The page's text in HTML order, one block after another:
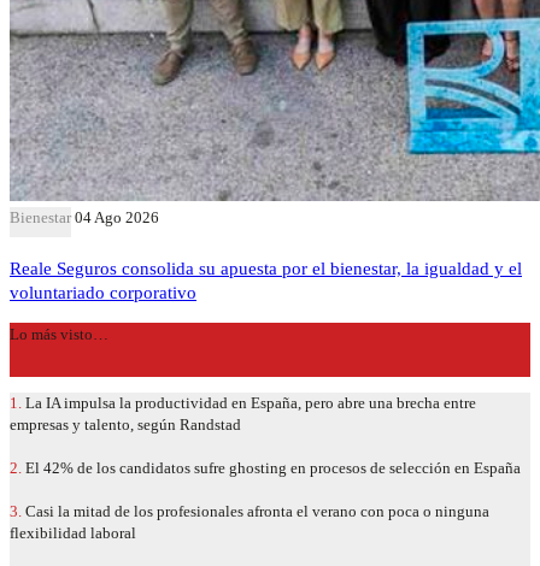
Bienestar 04 Ago 2026
Reale Seguros consolida su apuesta por el bienestar, la igualdad y el
voluntariado corporativo
Lo más visto…
1. La IA impulsa la productividad en España, pero abre una brecha entre
empresas y talento, según Randstad
2. El 42% de los candidatos sufre ghosting en procesos de selección en España
3. Casi la mitad de los profesionales afronta el verano con poca o ninguna
flexibilidad laboral